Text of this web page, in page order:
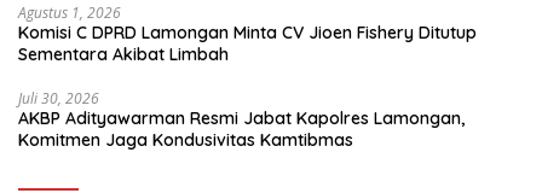
Agustus 1, 2026
Komisi C DPRD Lamongan Minta CV Jioen Fishery Ditutup
Sementara Akibat Limbah
Juli 30, 2026
AKBP Adityawarman Resmi Jabat Kapolres Lamongan,
Komitmen Jaga Kondusivitas Kamtibmas